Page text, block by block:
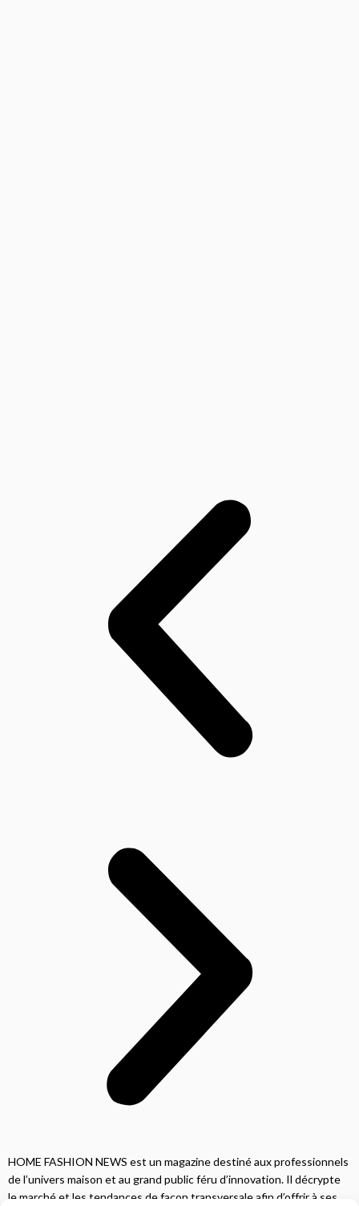
HOME FASHION NEWS est un magazine destiné aux professionnels
de l’univers maison et au grand public féru d’innovation. Il décrypte
le marché et les tendances de façon transversale afin d’offrir à ses